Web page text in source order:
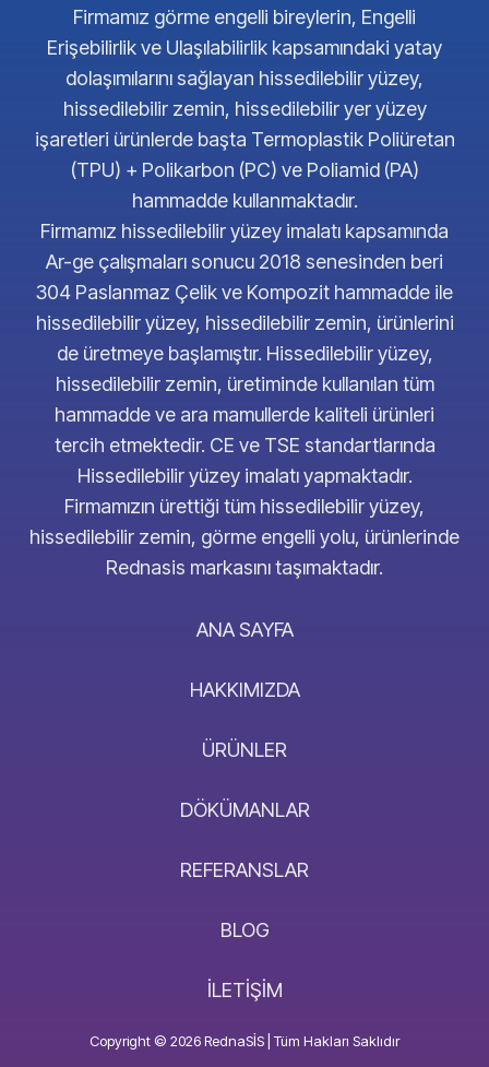
Firmamız görme engelli bireylerin, Engelli
Erişebilirlik ve Ulaşılabilirlik kapsamındaki yatay
dolaşımılarını sağlayan hissedilebilir yüzey,
hissedilebilir zemin, hissedilebilir yer yüzey
işaretleri ürünlerde başta Termoplastik Poliüretan
(TPU) + Polikarbon (PC) ve Poliamid (PA)
hammadde kullanmaktadır.
Firmamız hissedilebilir yüzey imalatı kapsamında
Ar-ge çalışmaları sonucu 2018 senesinden beri
304 Paslanmaz Çelik ve Kompozit hammadde ile
hissedilebilir yüzey, hissedilebilir zemin, ürünlerini
de üretmeye başlamıştır. Hissedilebilir yüzey,
hissedilebilir zemin, üretiminde kullanılan tüm
hammadde ve ara mamullerde kaliteli ürünleri
tercih etmektedir. CE ve TSE standartlarında
Hissedilebilir yüzey imalatı yapmaktadır.
Firmamızın ürettiği tüm hissedilebilir yüzey,
hissedilebilir zemin, görme engelli yolu, ürünlerinde
Rednasis markasını taşımaktadır.
ANA SAYFA
HAKKIMIZDA
ÜRÜNLER
DÖKÜMANLAR
REFERANSLAR
BLOG
İLETIŞIM
Copyright © 2026 RednaSİS | Tüm Hakları Saklıdır